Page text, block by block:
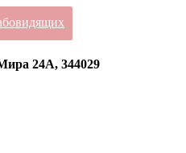
24А, 344029